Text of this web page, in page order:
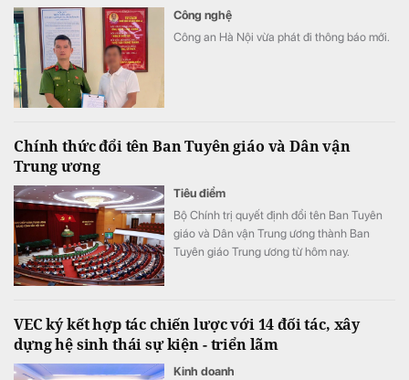
Công nghệ
Công an Hà Nội vừa phát đi thông báo mới.
Chính thức đổi tên Ban Tuyên giáo và Dân vận
Trung ương
Tiêu điểm
Bộ Chính trị quyết định đổi tên Ban Tuyên
giáo và Dân vận Trung ương thành Ban
Tuyên giáo Trung ương từ hôm nay.
VEC ký kết hợp tác chiến lược với 14 đối tác, xây
dựng hệ sinh thái sự kiện - triển lãm
Kinh doanh